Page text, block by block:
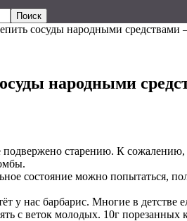
сосуды народными средствами
народными
подвержено старению. К
состояние можно попытаться,
у нас барбарис. Многие в детстве
с веток молодых. 10г